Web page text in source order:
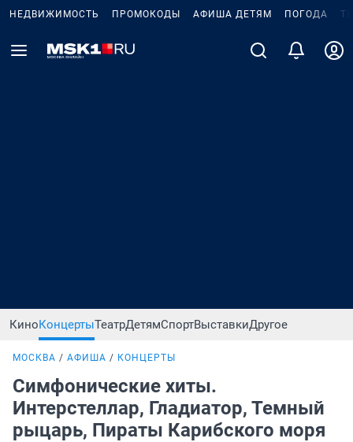
НЕДВИЖИМОСТЬ ПРОМОКОДЫ АФИША ДЕТЯМ ПОГОДА
КиноКонцертыТеатрДетямСпортВыставкиДругое
МОСКВА АФИША КОНЦЕРТЫ
Симфонические хиты.
Интерстеллар, Гладиатор, Темный
рыцарь, Пираты Карибского моря